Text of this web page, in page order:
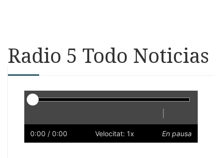
Radio 5 Todo Noticias
Reproductor
Lent
0:00 / 0:00 Velocitat: 1x En pausa